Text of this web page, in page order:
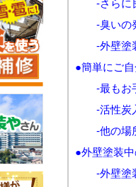
-さらに良
-臭いの発
-外壁塗装
●簡単にご
-最もお
-活性炭入
-他の場所
●外壁塗装
-外壁塗装